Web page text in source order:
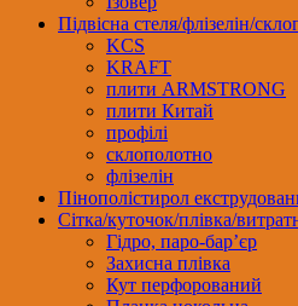
Підвісна стеля/флізелін/
KCS
KRAFT
плити ARMSTRONG
плити Китай
профілі
склополотно
флізелін
Пінополістирол
Сітка/куточок/плівка/
Гідро, паро-бар’єр
Захисна плівка
Кут перфорований